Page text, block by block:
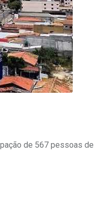
de 567 pessoas de